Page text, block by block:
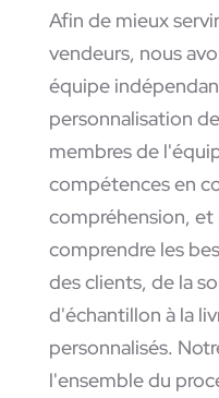
Afin de mieux
vendeurs, nous
équipe
personnalisation
membres de
compétences en
compréhension,
comprendre les
des clients, de la
d'échantillon à la
personnalisés.
l'ensemble du